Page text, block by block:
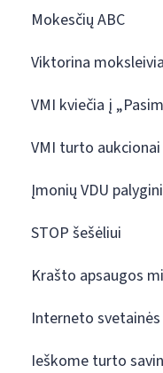
Mokesčių ABC
Viktorina
VMI kviečia į
VMI turto aukcionai
Įmonių VDU
STOP šešėliui
Krašto apsaugos
Interneto
Ieškome turto